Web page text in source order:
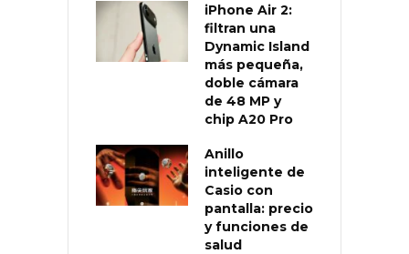
iPhone Air 2:
filtran una
Dynamic Island
más pequeña,
doble cámara
de 48 MP y
chip A20 Pro
Anillo
inteligente de
Casio con
pantalla: precio
y funciones de
salud